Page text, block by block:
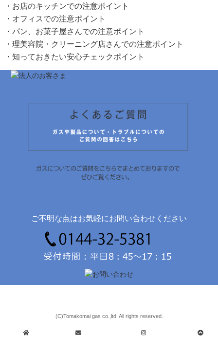
・お店のキッチンでの注意ポイント
・オフィスでの注意ポイント
・パン、お菓子屋さんでの注意ポイント
・理美容院・クリーニング店さんでの注意ポイント
・知っておきたい安心チェックポイント
ご不明な点はお気軽にお問い合わせください
(C)Tomakomai gas co.,ltd. All rights reserved.